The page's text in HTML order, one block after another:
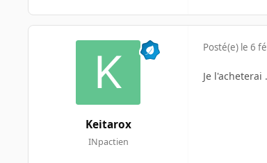
Keitarox
INpactien
Posté(e) le 6
Je